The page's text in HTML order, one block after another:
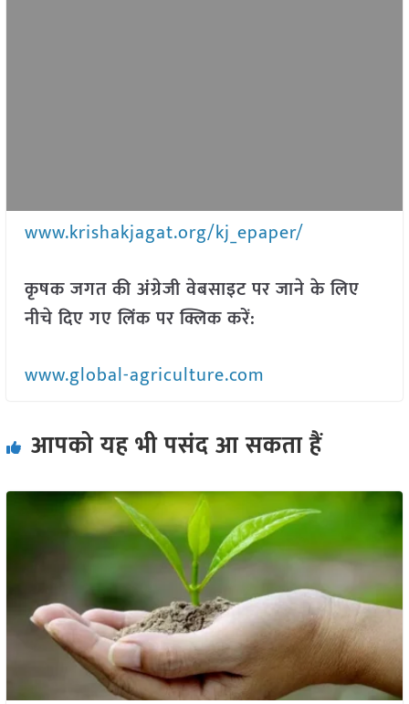
www.krishakjagat.org/kj_epaper/
कृषक जगत की अंग्रेजी वेबसाइट पर जाने के लिए
नीचे दिए गए लिंक पर क्लिक करें:
www.global-agriculture.com
आपको यह भी पसंद आ सकता हैं